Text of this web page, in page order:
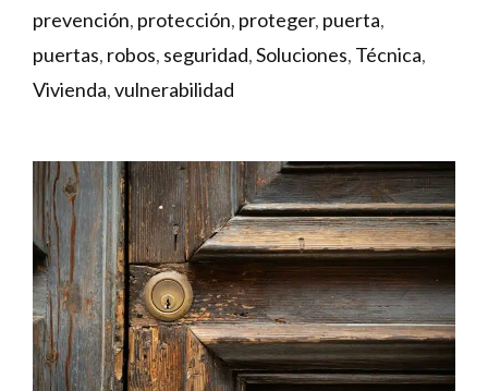
prevención, protección, proteger, puerta,
puertas, robos, seguridad,Soluciones, Técnica,
Vivienda,vulnerabilidad